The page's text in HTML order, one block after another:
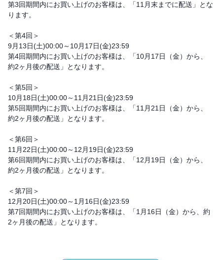
第3回期間内にお買い上げのお客様は、「11月末までに配送」とな
ります。
＜第4回＞
9月13日(土)00:00～10月17日(金)23:59
第4回期間内にお買い上げのお客様は、「10月17日（金）から、
約2ヶ月後の配送」となります。
＜第5回＞
10月18日(土)00:00～11月21日(金)23:59
第5回期間内にお買い上げのお客様は、「11月21日（金）から、
約2ヶ月後の配送」となります。
＜第6回＞
11月22日(土)00:00～12月19日(金)23:59
第6回期間内にお買い上げのお客様は、「12月19日（金）から、
約2ヶ月後の配送」となります。
＜第7回＞
12月20日(土)00:00～1月16日(金)23:59
第7回期間内にお買い上げのお客様は、「1月16日（金）から、約
2ヶ月後の配送」となります。